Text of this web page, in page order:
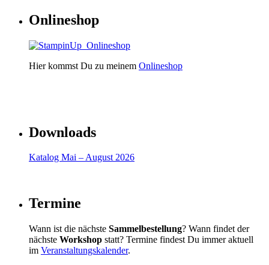
Onlineshop
Hier kommst Du zu meinem Onlineshop
Downloads
Katalog Mai – August 2026
Termine
Wann ist die nächste Sammelbestellung? Wann findet der
nächste Workshop statt? Termine findest Du immer aktuell
im Veranstaltungskalender.